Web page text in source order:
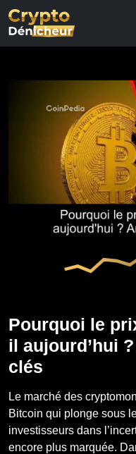
Pourquoi le
il aujourd’hui
clés
Le marché des
Bitcoin qui plonge sous
investisseurs dans
encore plus marquée.